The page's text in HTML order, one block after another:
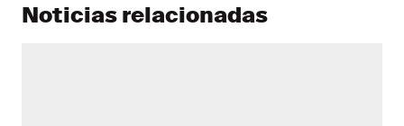
Noticias relacionadas